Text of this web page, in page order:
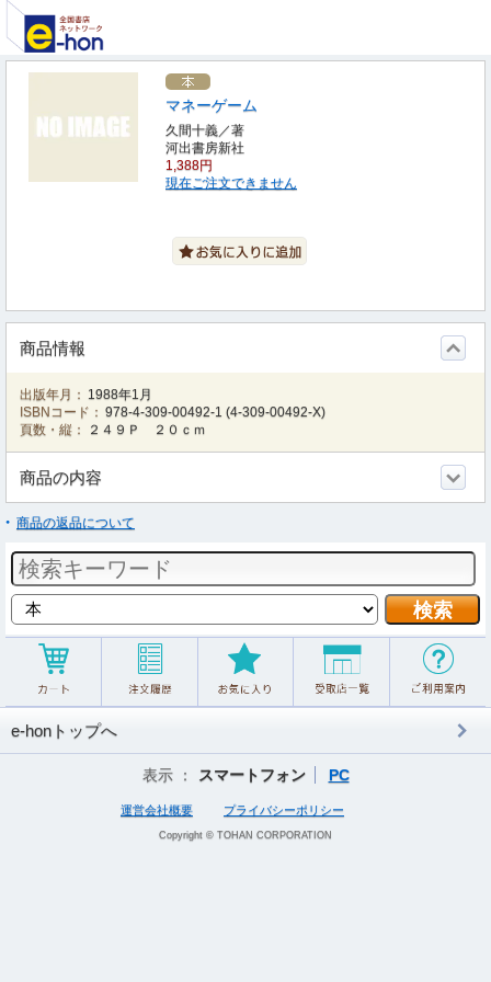
マネーゲーム
久間十義／著
河出書房新社
1,388円
現在ご注文できません
商品情報
出版年月： 1988年1月
ISBNコード： 978-4-309-00492-1 (4-309-00492-X)
頁数・縦：
２４９Ｐ ２０ｃｍ
商品の内容
商品の返品について
e-honトップへ
表示 ： スマートフォン PC
運営会社概要 プライバシーポリシー
Copyright © TOHAN CORPORATION